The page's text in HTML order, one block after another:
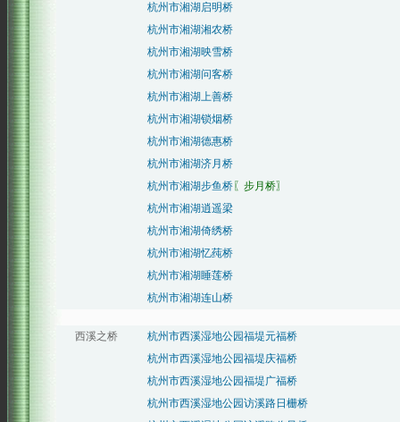
杭州市湘湖启明桥
杭州市湘湖湘农桥
杭州市湘湖映雪桥
杭州市湘湖问客桥
杭州市湘湖上善桥
杭州市湘湖锁烟桥
杭州市湘湖德惠桥
杭州市湘湖济月桥
杭州市湘湖步鱼桥 〖步月桥〗
杭州市湘湖逍遥梁
杭州市湘湖倚绣桥
杭州市湘湖忆莼桥
杭州市湘湖睡莲桥
杭州市湘湖连山桥
西溪之桥
杭州市西溪湿地公园福堤元福桥
杭州市西溪湿地公园福堤庆福桥
杭州市西溪湿地公园福堤广福桥
杭州市西溪湿地公园访溪路日栅桥